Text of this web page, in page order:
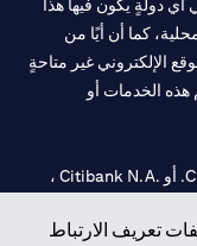
تعريف الارتباط
دولةٍ يكون فيها هذا
كما أن أيًا من
الإلكتروني غير متاحةٍ
هذه الخدمات أو
سيتي بنك هي علامة خدمة لشركة Citigroup Inc. أو .Citibank N.A ،